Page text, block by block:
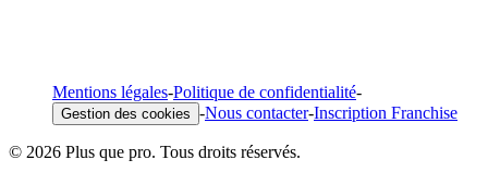
Mentions légales-Politique de confidentialité-
Gestion des cookies -Nous contacter-Inscription Franchise
© 2026 Plus que pro. Tous droits réservés.